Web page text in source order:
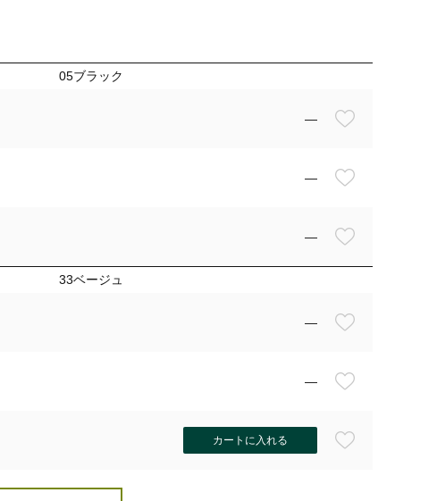
05ブラック
—
—
—
33ベージュ
—
—
カートに入れる